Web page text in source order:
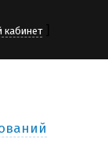
кабинет